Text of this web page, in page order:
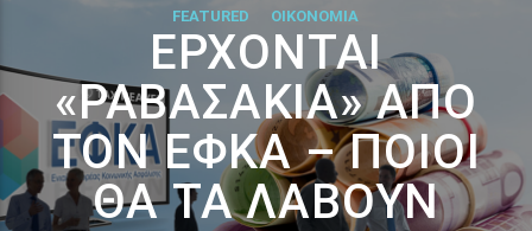
FEATURED ΟΙΚΟΝΟΜΙΑ
ΈΡΧΟΝΤΑΙ
«ΡΑΒΑΣΆΚΙΑ» ΑΠΌ
ΤΟΝ ΕΦΚΑ – ΠΟΙΟΙ
ΘΑ ΤΑ ΛΆΒΟΥΝ